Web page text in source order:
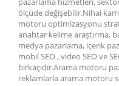
ölçüde değişebilir.Nihai
motoru optimizasyonu
anahtar kelime araştırma,
medya pazarlama, içerik
mobil SEO , video SEO ve
birkaçıdır.Arama motoru
reklamlarla arama motoru